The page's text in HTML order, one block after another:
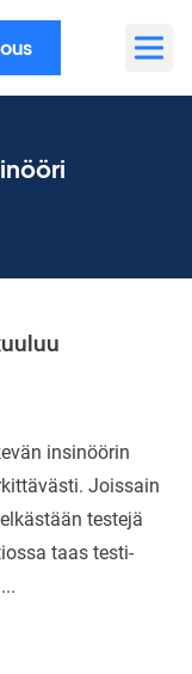
insinöörin
Joissain
testejä
taas testi-